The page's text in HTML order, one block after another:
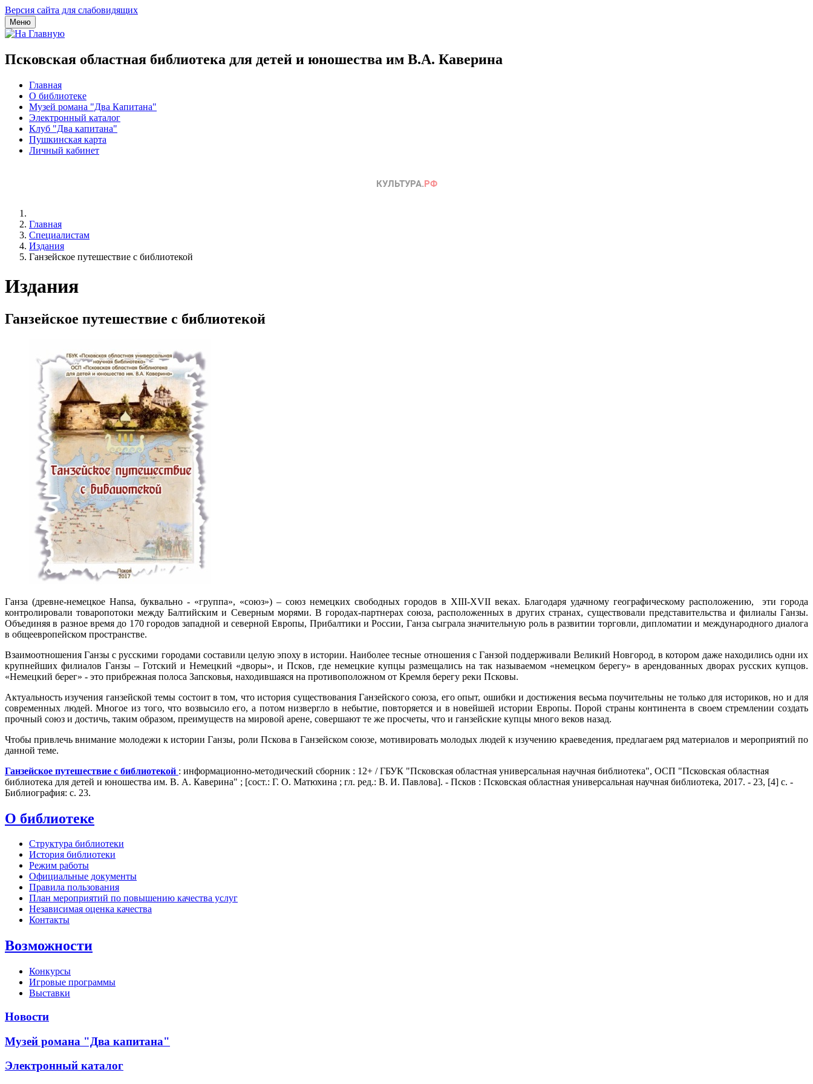
Версия сайта для слабовидящих
Меню
Псковская областная библиотека для детей и юношества им В.А. Каверина
Главная
О библиотеке
Музей романа "Два Капитана"
Электронный каталог
Клуб "Два капитана"
Пушкинская карта
Личный кабинет
Главная
Специалистам
Издания
Ганзейское путешествие с библиотекой
Издания
Ганзейское путешествие с библиотекой
Ганза (древне-немецкое Hansa, буквально - «группа», «союз») – союз немецких свободных городов в XIII-XVII веках. Благодаря удачному географическому расположению, эти города
контролировали товаропотоки между Балтийским и Северным морями. В городах-партнерах союза, расположенных в других странах, существовали представительства и филиалы Ганзы.
Объединяя в разное время до 170 городов западной и северной Европы, Прибалтики и России, Ганза сыграла значительную роль в развитии торговли, дипломатии и международного диалога
в общеевропейском пространстве.
Взаимоотношения Ганзы с русскими городами составили целую эпоху в истории. Наиболее тесные отношения с Ганзой поддерживали Великий Новгород, в котором даже находились одни их
крупнейших филиалов Ганзы – Готский и Немецкий «дворы», и Псков, где немецкие купцы размещались на так называемом «немецком берегу» в арендованных дворах русских купцов.
«Немецкий берег» - это прибрежная полоса Запсковья, находившаяся на противоположном от Кремля берегу реки Псковы.
Актуальность изучения ганзейской темы состоит в том, что история существования Ганзейского союза, его опыт, ошибки и достижения весьма поучительны не только для историков, но и для
современных людей. Многое из того, что возвысило его, а потом низвергло в небытие, повторяется и в новейшей истории Европы. Порой страны континента в своем стремлении создать
прочный союз и достичь, таким образом, преимуществ на мировой арене, совершают те же просчеты, что и ганзейские купцы много веков назад.
Чтобы привлечь внимание молодежи к истории Ганзы, роли Пскова в Ганзейском союзе, мотивировать молодых людей к изучению краеведения, предлагаем ряд материалов и мероприятий по
данной теме.
Ганзейское путешествие с библиотекой : информационно-методический сборник : 12+ / ГБУК "Псковская областная универсальная научная библиотека", ОСП "Псковская областная
библиотека для детей и юношества им. В. А. Каверина" ; [сост.: Г. О. Матюхина ; гл. ред.: В. И. Павлова]. - Псков : Псковская областная универсальная научная библиотека, 2017. - 23, [4] с. -
Библиография: с. 23.
О библиотеке
Структура библиотеки
История библиотеки
Режим работы
Официальные документы
Правила пользования
План мероприятий по повышению качества услуг
Независимая оценка качества
Контакты
Возможности
Конкурсы
Игровые программы
Выставки
Новости
Музей романа "Два капитана"
Электронный каталог